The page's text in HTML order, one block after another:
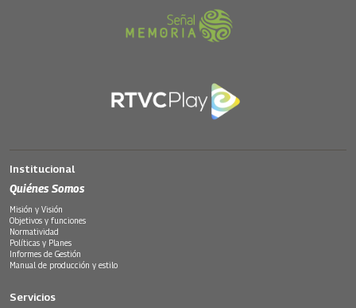
Institucional
Quiénes Somos
Misión y Visión
Objetivos y funciones
Normatividad
Políticas y Planes
Informes de Gestión
Manual de producción y estilo
Servicios